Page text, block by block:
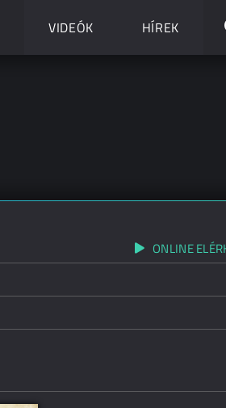
VIDEÓK HÍREK
ONLINE